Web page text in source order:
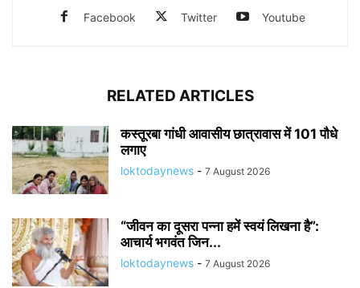
Facebook Twitter Youtube
RELATED ARTICLES
कस्तूरबा गांधी आवासीय छात्रावास में 101 पौधे
लगाए
loktodaynews - 7 August 2026
“जीवन का दूसरा पन्ना हमें स्वयं लिखना है”:
आचार्य भगवंत जिन...
loktodaynews - 7 August 2026